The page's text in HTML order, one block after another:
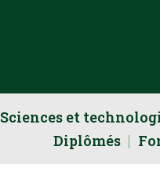
Sciences et
Diplômés